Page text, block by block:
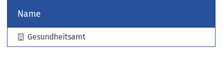
Name
Gesundheitsamt